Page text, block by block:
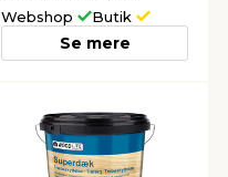
Webshop Butik
Se mere